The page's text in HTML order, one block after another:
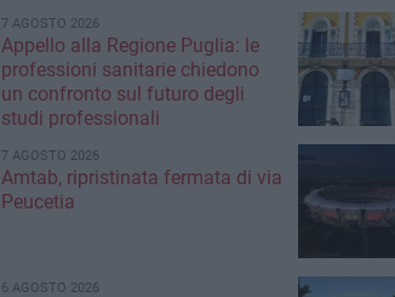
7 AGOSTO 2026
Appello alla Regione Puglia: le
professioni sanitarie chiedono
un confronto sul futuro degli
studi professionali
7 AGOSTO 2026
Amtab, ripristinata fermata di via
Peucetia
6 AGOSTO 2026